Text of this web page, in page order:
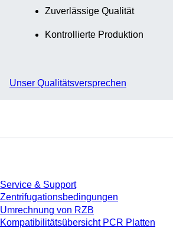
Zuverlässige Qualität
Kontrollierte Produktion
Unser Qualitätsversprechen
Service & Support
Zentrifugationsbedingungen
Umrechnung von RZB
Kompatibilitätsübersicht PCR Platten